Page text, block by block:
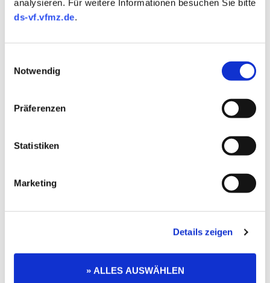
analysieren. Für weitere Informationen besuchen Sie bitte
ds-vf.vfmz.de.
Notwendig
Präferenzen
Statistiken
Marketing
Details zeigen
» ALLES AUSWÄHLEN